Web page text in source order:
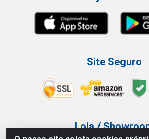
Site Seguro
Loja /